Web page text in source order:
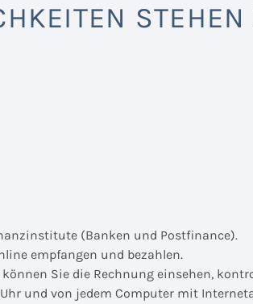
STEHEN
(Banken und Postfinance).
empfangen und bezahlen.
Sie die Rechnung einsehen,
und von jedem Computer mit